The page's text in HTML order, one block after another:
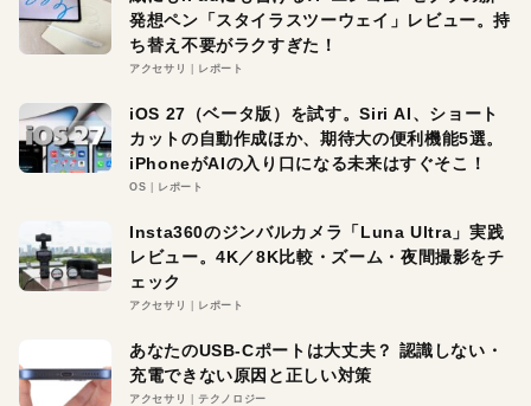
発想ペン「スタイラスツーウェイ」レビュー。持
ち替え不要がラクすぎた！
アクセサリ レポート
iOS 27（ベータ版）を試す。Siri AI、ショート
カットの自動作成ほか、期待大の便利機能5選。
iPhoneがAIの入り口になる未来はすぐそこ！
OS レポート
Insta360のジンバルカメラ「Luna Ultra」実践
レビュー。4K／8K比較・ズーム・夜間撮影をチ
ェック
アクセサリ レポート
あなたのUSB-Cポートは大丈夫？ 認識しない・
充電できない原因と正しい対策
アクセサリ テクノロジー